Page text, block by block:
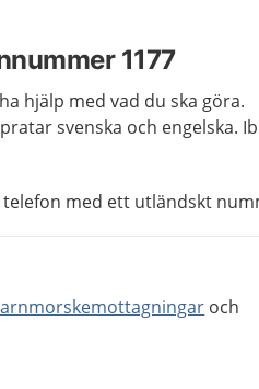
1177
hjälp med vad du ska göra.
svenska och engelska.
telefon med ett utländskt
län
och
Stockholms län